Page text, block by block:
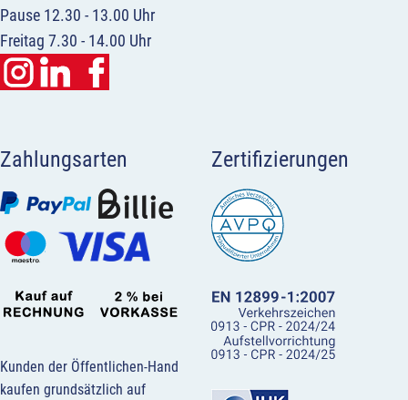
Pause 12.30 - 13.00 Uhr
Freitag 7.30 - 14.00 Uhr
Zahlungsarten
Kunden der Öffentlichen-Hand
kaufen grundsätzlich auf
Zertifizierungen